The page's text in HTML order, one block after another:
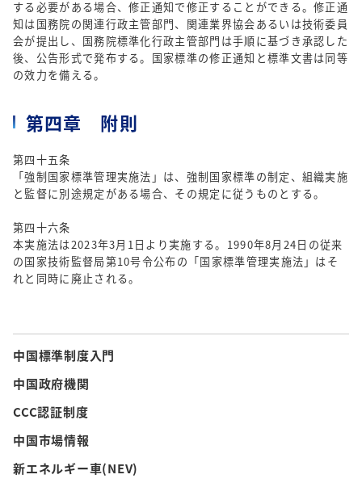
する必要がある場合、修正通知で修正することができる。修正通
知は国務院の関連行政主管部門、関連業界協会あるいは技術委員
会が提出し、国務院標準化行政主管部門は手順に基づき承認した
後、公告形式で発布する。国家標準の修正通知と標準文書は同等
の效力を備える。
第四章 附則
第四十五条
「強制国家標準管理実施法」は、強制国家標準の制定、組織実施
と監督に別途規定がある場合、その規定に従うものとする。
第四十六条
本実施法は2023年3月1日より実施する。1990年8月24日の従来
の国家技術監督局第10号令公布の「国家標準管理実施法」はそ
れと同時に廃止される。
中国標準制度入門
中国政府機関
CCC認証制度
中国市場情報
新エネルギー車(NEV)